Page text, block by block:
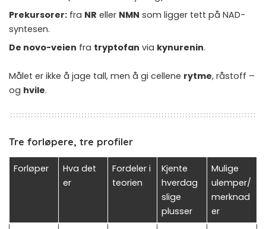
Prekursorer: fra NR eller NMN som ligger tett på NAD-
syntesen.
De novo-veien fra tryptofan via kynurenin.
Målet er ikke å jage tall, men å gi cellene rytme, råstoff –
og hvile.
Tre forløpere, tre profiler
Forløper
Hva det
er
Fordeler i
teorien
Kjente
hverdag
slige
plusser
Mulige
ulemper/
merknad
er